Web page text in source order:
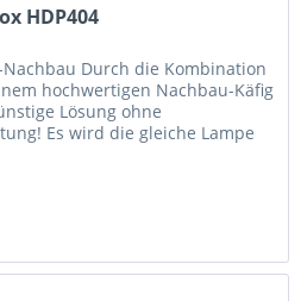
HDP404
Durch die Kombination
hochwertigen Nachbau-Käfig
Lösung ohne
Es wird die gleiche Lampe